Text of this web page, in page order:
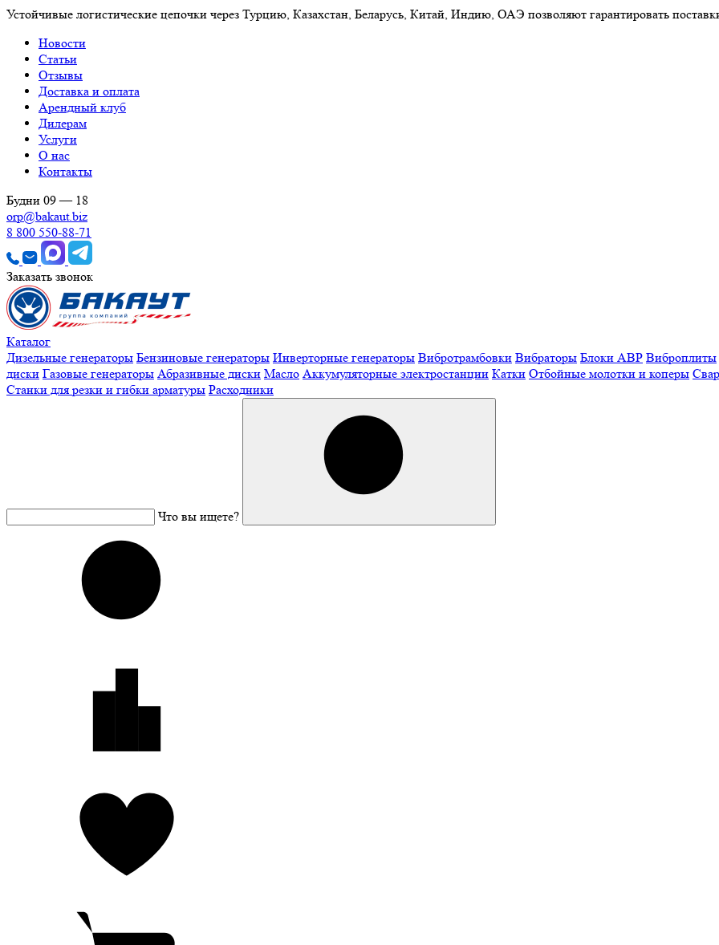
Устойчивые логистические цепочки через Турцию, Казахстан, Беларусь, Китай, Индию, ОАЭ позволяют гарантировать
Новости
Статьи
Отзывы
Доставка и оплата
Арендный клуб
Дилерам
Услуги
О нас
Контакты
Будни 09 — 18
orp@bakaut.biz
8 800 550-88-71
Заказать звонок
Каталог
Дизельные генераторы Бензиновые генераторы Инверторные генераторы Вибротрамбовки Вибраторы Блоки АВР Виброплиты
диски Газовые генераторы Абразивные диски Масло Аккумуляторные электростанции Катки Отбойные молотки и коперы
Станки для резки и гибки арматуры Расходники
Что вы ищете?